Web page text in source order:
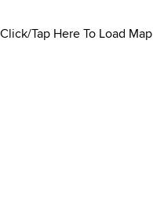
Click/Tap Here To Load Map